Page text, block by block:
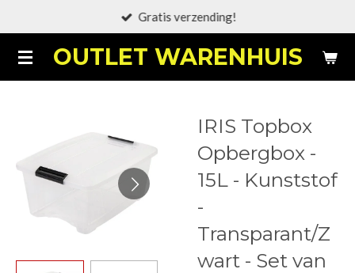
naar
de
OUTLET WARENHUIS
Gratis verzending!
IRIS Topbox
Opbergbox -
15L - Kunststof
-
Transparant/Z
wart - Set van